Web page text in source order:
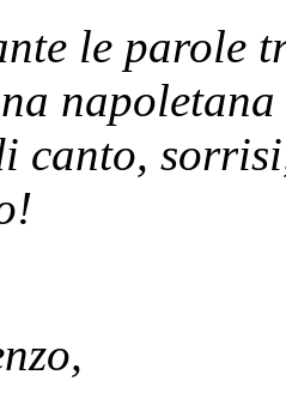
le parole
canto,